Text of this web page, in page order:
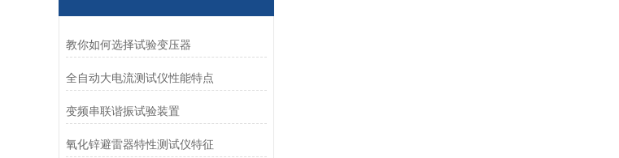
教你如何选择试验变压器
全自动大电流测试仪性能特点
变频串联谐振试验装置
氧化锌避雷器特性测试仪特征